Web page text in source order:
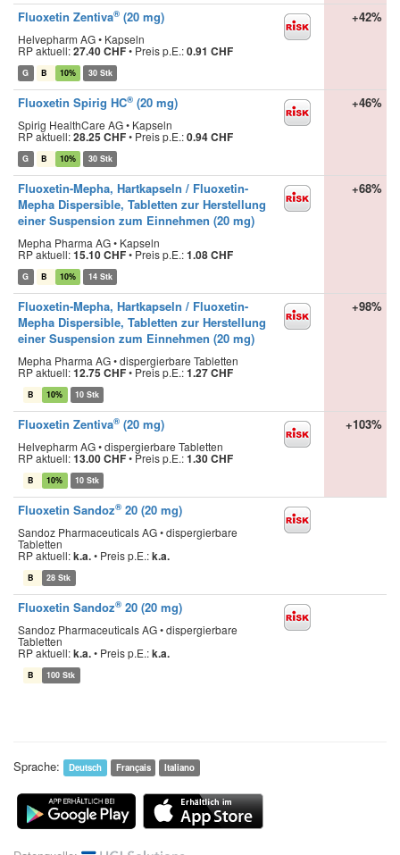
Fluoxetin Zentiva® (20 mg)
Helvepharm AG • Kapseln
RP aktuell:27.40 CHF• Preis p.E.:0.91 CHF
G B 10% 30 Stk
+42%
Fluoxetin Spirig HC® (20 mg)
Spirig HealthCare AG • Kapseln
RP aktuell:28.25 CHF• Preis p.E.:0.94 CHF
G B 10% 30 Stk
+46%
Fluoxetin-Mepha, Hartkapseln / Fluoxetin-
Mepha Dispersible, Tabletten zur Herstellung
einer Suspension zum Einnehmen (20 mg)
Mepha Pharma AG • Kapseln
RP aktuell:15.10 CHF•Preis p.E.:1.08 CHF
G B 10% 14 Stk
+68%
Fluoxetin-Mepha, Hartkapseln / Fluoxetin-
Mepha Dispersible, Tabletten zur Herstellung
einer Suspension zum Einnehmen (20 mg)
Mepha Pharma AG • dispergierbare Tabletten
RP aktuell:12.75 CHF•Preis p.E.:1.27 CHF
B 10% 10 Stk
+98%
Fluoxetin Zentiva® (20 mg)
Helvepharm AG • dispergierbare Tabletten
RP aktuell:13.00 CHF•Preis p.E.:1.30 CHF
B 10% 10 Stk
+103%
Fluoxetin Sandoz® 20 (20 mg)
Sandoz Pharmaceuticals AG • dispergierbare
Tabletten
RP aktuell:k.a.• Preis p.E.:k.a.
B 28 Stk
Fluoxetin Sandoz® 20 (20 mg)
Sandoz Pharmaceuticals AG • dispergierbare
Tabletten
RP aktuell:k.a.• Preis p.E.:k.a.
B 100 Stk
Sprache: Deutsch Français Italiano